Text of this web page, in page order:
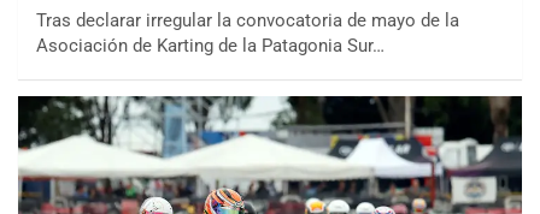
Tras declarar irregular la convocatoria de mayo de la
Asociación de Karting de la Patagonia Sur…